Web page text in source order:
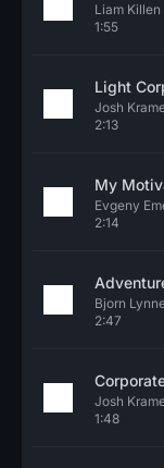
Liam Killen
1:55
Light
Josh
2:13
My
Evgeny
2:14
Bjorn
2:47
Josh
1:48